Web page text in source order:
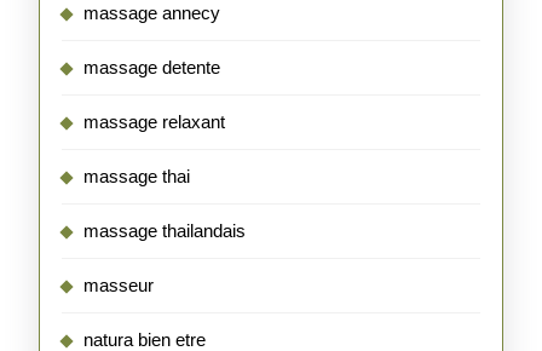
massage annecy
massage detente
massage relaxant
massage thai
massage thailandais
masseur
natura bien etre